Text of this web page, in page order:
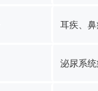
耳疾、
泌尿系